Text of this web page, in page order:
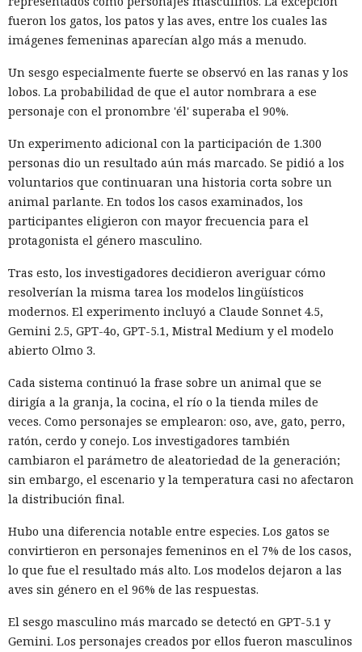
fueron los gatos, los patos y las aves, entre los cuales las
imágenes femeninas aparecían algo más a menudo.
Un sesgo especialmente fuerte se observó en las ranas y los
lobos. La probabilidad de que el autor nombrara a ese
personaje con el pronombre 'él' superaba el 90%.
Un experimento adicional con la participación de 1.300
personas dio un resultado aún más marcado. Se pidió a los
voluntarios que continuaran una historia corta sobre un
animal parlante. En todos los casos examinados, los
participantes eligieron con mayor frecuencia para el
protagonista el género masculino.
Tras esto, los investigadores decidieron averiguar cómo
resolverían la misma tarea los modelos lingüísticos
modernos. El experimento incluyó a Claude Sonnet 4.5,
Gemini 2.5, GPT-4o, GPT-5.1, Mistral Medium y el modelo
abierto Olmo 3.
Cada sistema continuó la frase sobre un animal que se
dirigía a la granja, la cocina, el río o la tienda miles de
veces. Como personajes se emplearon: oso, ave, gato, perro,
ratón, cerdo y conejo. Los investigadores también
cambiaron el parámetro de aleatoriedad de la generación;
sin embargo, el escenario y la temperatura casi no afectaron
la distribución final.
Hubo una diferencia notable entre especies. Los gatos se
convirtieron en personajes femeninos en el 7% de los casos,
lo que fue el resultado más alto. Los modelos dejaron a las
aves sin género en el 96% de las respuestas.
El sesgo masculino más marcado se detectó en GPT-5.1 y
Gemini. Los personajes creados por ellos fueron masculinos